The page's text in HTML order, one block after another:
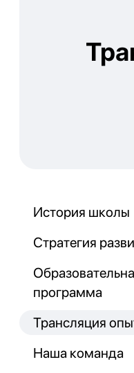
История школы
Стратегия
программа
Трансляция
Наша команда